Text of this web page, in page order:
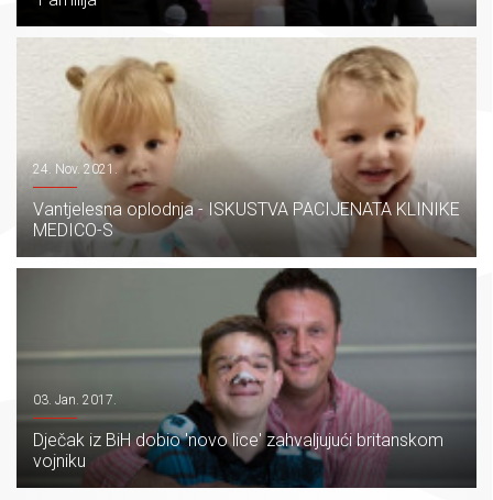
24. Nov. 2021.
Vantjelesna oplodnja - ISKUSTVA PACIJENATA KLINIKE
MEDICO-S
03. Jan. 2017.
Dječak iz BiH dobio 'novo lice' zahvaljujući britanskom
vojniku